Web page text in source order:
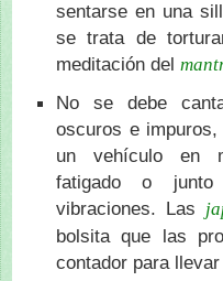
sentarse en una
se trata de
meditación del
No se debe
oscuros e
un vehículo en
fatigado o
vibraciones. Las
bolsita que las
contador para